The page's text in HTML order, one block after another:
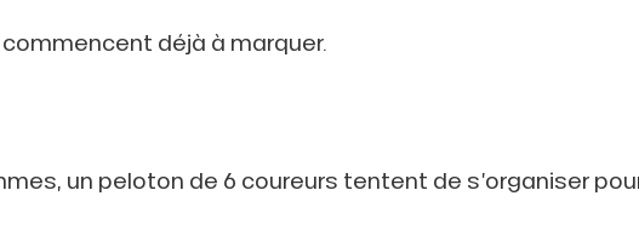
déjà à marquer.
un peloton de 6 coureurs tentent de s’organiser